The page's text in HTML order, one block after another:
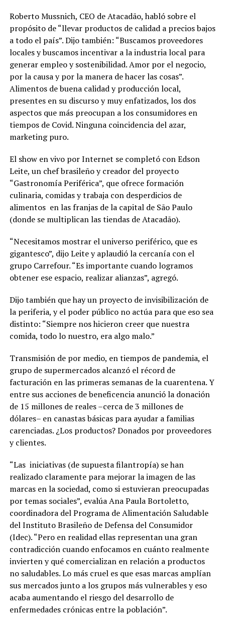
Roberto Mussnich, CEO de Atacadão, habló sobre el
propósito de “llevar productos de calidad a precios bajos
a todo el país”. Dijo también: “Buscamos proveedores
locales y buscamos incentivar a la industria local para
generar empleo y sostenibilidad. Amor por el negocio,
por la causa y por la manera de hacer las cosas”.
Alimentos de buena calidad y producción local,
presentes en su discurso y muy enfatizados, los dos
aspectos que más preocupan a los consumidores en
tiempos de Covid. Ninguna coincidencia del azar,
marketing puro.
El show en vivo por Internet se completó con Edson
Leite, un chef brasileño y creador del proyecto
“Gastronomía Periférica”, que ofrece formación
culinaria, comidas y trabaja con desperdicios de
alimentos en las franjas de la capital de São Paulo
(donde se multiplican las tiendas de Atacadão).
“Necesitamos mostrar el universo periférico, que es
gigantesco”, dijo Leite y aplaudió la cercanía con el
grupo Carrefour. “Es importante cuando logramos
obtener ese espacio, realizar alianzas”, agregó.
Dijo también que hay un proyecto de invisibilización de
la periferia, y el poder público no actúa para que eso sea
distinto: “Siempre nos hicieron creer que nuestra
comida, todo lo nuestro, era algo malo.”
Transmisión de por medio, en tiempos de pandemia, el
grupo de supermercados alcanzó el récord de
facturación en las primeras semanas de la cuarentena. Y
entre sus acciones de beneficencia anunció la donación
de 15 millones de reales –cerca de 3 millones de
dólares– en canastas básicas para ayudar a familias
carenciadas. ¿Los productos? Donados por proveedores
y clientes.
“Las iniciativas (de supuesta filantropía) se han
realizado claramente para mejorar la imagen de las
marcas en la sociedad, como si estuvieran preocupadas
por temas sociales”, evalúa Ana Paula Bortoletto,
coordinadora del Programa de Alimentación Saludable
del Instituto Brasileño de Defensa del Consumidor
(Idec). “Pero en realidad ellas representan una gran
contradicción cuando enfocamos en cuánto realmente
invierten y qué comercializan en relación a productos
no saludables. Lo más cruel es que esas marcas amplían
sus mercados junto a los grupos más vulnerables y eso
acaba aumentando el riesgo del desarrollo de
enfermedades crónicas entre la población”.